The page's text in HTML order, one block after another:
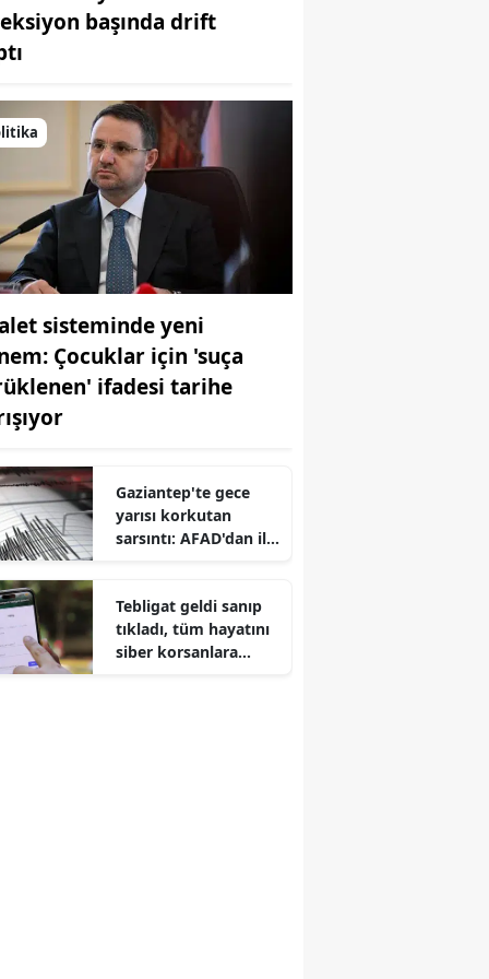
Bilecik
Bitlis
Bolu
Burdur
Bursa
Çanakkale
Çankırı
Çorum
Edirne
Erzincan
Erzurum
başında drift
sisteminde yeni
Çocuklar için 'suça
ifadesi tarihe
Gaziantep'te gece
yarısı korkutan
sarsıntı: AFAD'dan ilk
Tebligat geldi sanıp
tıkladı, tüm hayatını
siber korsanlara